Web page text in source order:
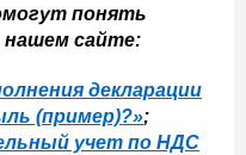
понять
сайте:
декларации
(пример)?»;
учет по НДС